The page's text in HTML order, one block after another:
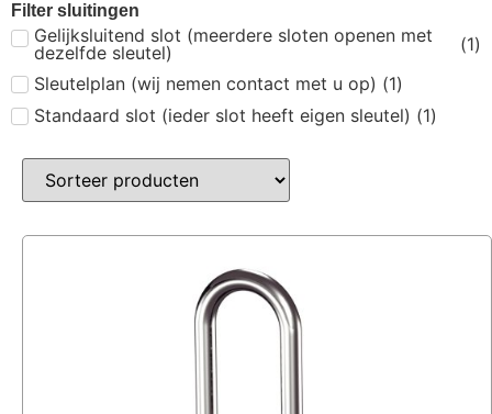
Filter sluitingen
Gelijksluitend slot (meerdere sloten openen met
dezelfde sleutel)
(1)
Sleutelplan (wij nemen contact met u op) (1)
Standaard slot (ieder slot heeft eigen sleutel) (1)